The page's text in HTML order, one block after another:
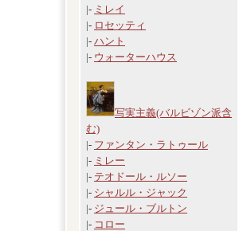
|- ミレイ
|- ロセッティ
|- ハント
|- ウォーターハウス
写実主義(バルビゾン派含
む)
|- ファンタン・ラトゥール
|- ミレー
|- テオドール・ルソー
|- シャルル・ジャック
|- ジュール・ブルトン
|- コロー